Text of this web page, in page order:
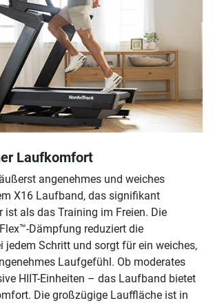
Laufkomfort
angenehmes und weiches
X16 Laufband, das signifikant
ist als das Training im Freien. Die
Dämpfung reduziert die
jedem Schritt und sorgt für ein weiches,
Laufgefühl. Ob moderates
HIIT-Einheiten – das Laufband bietet
Die großzügige Lauffläche ist in